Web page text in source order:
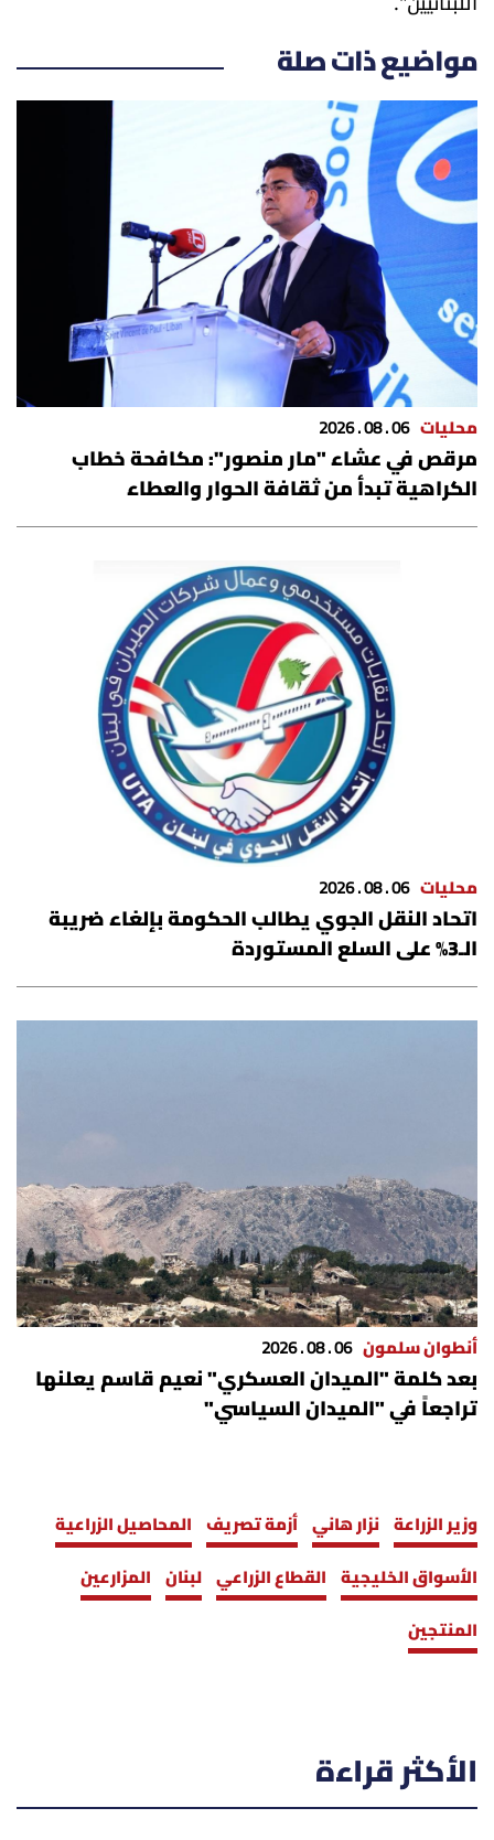
مواضيع ذات صلة
محليات 06 . 08 . 2026
مرقص في عشاء "مار منصور": مكافحة خطاب
الكراهية تبدأ من ثقافة الحوار والعطاء
محليات 06 . 08 . 2026
اتحاد النقل الجوي يطالب الحكومة بإلغاء ضريبة
الـ3% على السلع المستوردة
أنطوان سلمون 06 . 08 . 2026
بعد كلمة "الميدان العسكري" نعيم قاسم يعلنها
تراجعاً في "الميدان السياسي"
وزير الزراعة نزار هاني أزمة تصريف المحاصيل الزراعية
الأسواق الخليجية القطاع الزراعي لبنان المزارعين
المنتجين
الأكثر قراءة